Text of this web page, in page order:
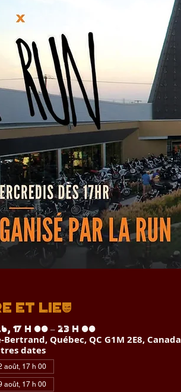
et lieu
17 h 00 – 23 h 00
Québec, QC G1M 2E8, Canada
dates
août, 17 h 00
août, 17 h 00